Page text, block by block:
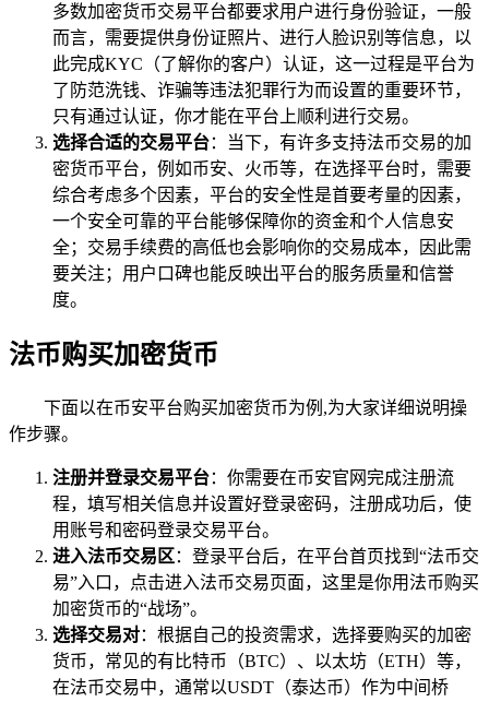
多数加密货币交易平台都要求用户进行身份验证，一般
而言，需要提供身份证照片、进行人脸识别等信息，以
此完成KYC（了解你的客户）认证，这一过程是平台为
了防范洗钱、诈骗等违法犯罪行为而设置的重要环节，
只有通过认证，你才能在平台上顺利进行交易。
选择合适的交易平台：当下，有许多支持法币交易的加
密货币平台，例如币安、火币等，在选择平台时，需要
综合考虑多个因素，平台的安全性是首要考量的因素，
一个安全可靠的平台能够保障你的资金和个人信息安
全；交易手续费的高低也会影响你的交易成本，因此需
要关注；用户口碑也能反映出平台的服务质量和信誉
度。
法币购买加密货币
下面以在币安平台购买加密货币为例,为大家详细说明操
作步骤。
注册并登录交易平台：你需要在币安官网完成注册流
程，填写相关信息并设置好登录密码，注册成功后，使
用账号和密码登录交易平台。
进入法币交易区 ：登录平台后，在平台首页找到“法币交
易”入口，点击进入法币交易页面，这里是你用法币购买
加密货币的“战场”。
选择交易对：根据自己的投资需求，选择要购买的加密
货币，常见的有比特币（BTC）、以太坊（ETH）等，
在法币交易中，通常以USDT（泰达币）作为中间桥